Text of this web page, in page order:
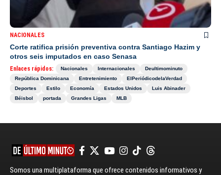
NACIONALES
Corte ratifica prisión preventiva contra Santiago Hazim y
otros seis imputados en caso Senasa
Enlaces rápidos: Nacionales Internacionales
Deultimominuto
República Dominicana
Entretenimiento
ElPeriódicodelaVerdad
Deportes
Estilo Economía Estados Unidos
Luis Abinader
Béisbol
portada Grandes Ligas MLB
Somos una multiplataforma que ofrece contenidos informativos y